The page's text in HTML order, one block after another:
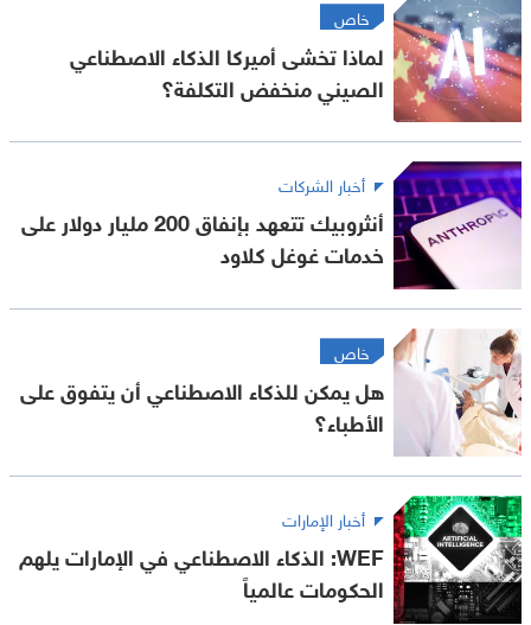
خاص
لماذا تخشى أميركا الذكاء الاصطناعي
الصيني منخفض التكلفة؟
أخبار الشركات
أنثروبيك تتعهد بإنفاق 200 مليار دولار على
خدمات غوغل كلاود
خاص
هل يمكن للذكاء الاصطناعي أن يتفوق على
الأطباء؟
أخبار الإمارات
WEF: الذكاء الاصطناعي في الإمارات يلهم
الحكومات عالمياً